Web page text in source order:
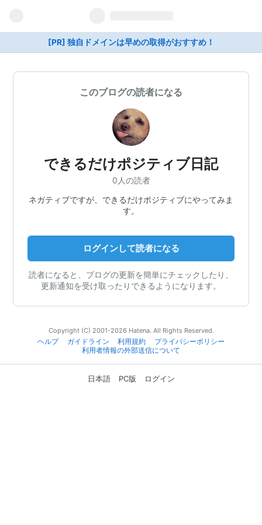
[PR] 独自ドメインは早めの取得がおすすめ！
このブログの読者になる
できるだけポジティブ日記
0人の読者
ネガティブですが、できるだけポジティブにやってみま
す。
ログインして読者になる
読者になると、ブログの更新を簡単にチェックしたり、
更新通知を受け取ったりできるようになります。
Copyright (C) 2001-2026 Hatena. All Rights Reserved.
ヘルプ
ガイドライン 利用規約
プライバシーポリシー
利用者情報の外部送信について
日本語 PC版 ログイン